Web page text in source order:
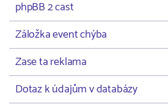
phpBB 2 cast
Záložka event chýba
Zase ta reklama
Dotaz k údajům v databázy